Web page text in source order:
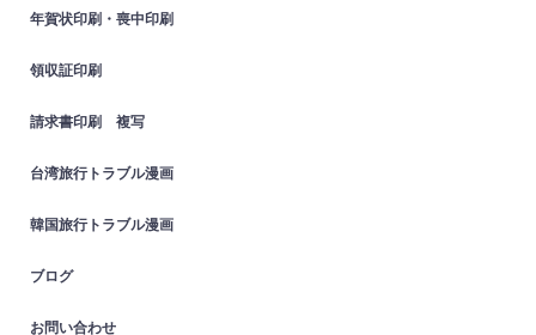
年賀状印刷・喪中印刷
領収証印刷
請求書印刷 複写
台湾旅行トラブル漫画
韓国旅行トラブル漫画
ブログ
お問い合わせ